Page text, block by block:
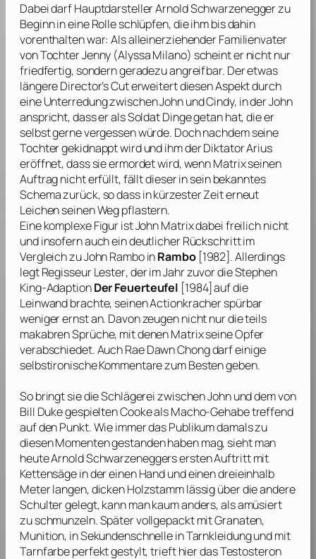
Dabei darf HauptdarstellerArnold Schwarzeneggerzu
Beginn in eine Rolle schlüpfen, die ihm bis dahin
vorenthalten war: Als alleinerziehender Familienvater
von Tochter Jenny (Alyssa Milano) scheint er nicht nur
friedfertig, sondern geradezu angreifbar. Der etwas
längere Director’s Cut erweitert diesen Aspekt durch
eine Unterredung zwischen John und Cindy, in der John
anspricht, dass er als Soldat Dinge getan hat, die er
selbst gerne vergessen würde. Doch nachdem seine
Tochter gekidnappt wird und ihm der Diktator Arius
eröffnet, dass sie ermordet wird, wenn Matrix seinen
Auftrag nicht erfüllt, fällt dieser in sein bekanntes
Schema zurück, so dass in kürzester Zeit erneut
Leichen seinen Weg pflastern.
Eine komplexe Figur ist John Matrix dabei freilich nicht
und insofern auch ein deutlicher Rückschritt im
Vergleich zu John Rambo inRambo[1982]. Allerdings
legt RegisseurLester, der im Jahr zuvor dieStephen
King-AdaptionDer Feuerteufel [1984] auf die
Leinwand brachte, seinen Actionkracher spürbar
weniger ernst an. Davon zeugen nicht nur die teils
makabren Sprüche, mit denen Matrix seine Opfer
verabschiedet. AuchRae Dawn Chongdarf einige
selbstironische Kommentare zum Besten geben.
So bringt sie die Schlägerei zwischen John und dem von
Bill Dukegespielten Cooke als Macho-Gehabe treffend
auf den Punkt. Wie immer das Publikum damals zu
diesen Momenten gestanden haben mag, sieht man
heuteArnold Schwarzeneggersersten Auftritt mit
Kettensäge in der einen Hand und einen dreieinhalb
Meter langen, dicken Holzstamm lässig über die andere
Schulter gelegt, kann man kaum anders, als amüsiert
zu schmunzeln. Später vollgepackt mit Granaten,
Munition, in Sekundenschnelle in Tarnkleidung und mit
Tarnfarbe perfekt gestylt, trieft hier das Testosteron